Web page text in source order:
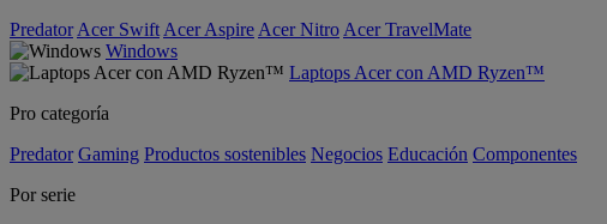
Predator Acer Swift Acer Aspire Acer Nitro Acer TravelMate
Windows
Laptops Acer con AMD Ryzen™
Pro categoría
Predator Gaming Productos sostenibles Negocios Educación Componentes
Por serie